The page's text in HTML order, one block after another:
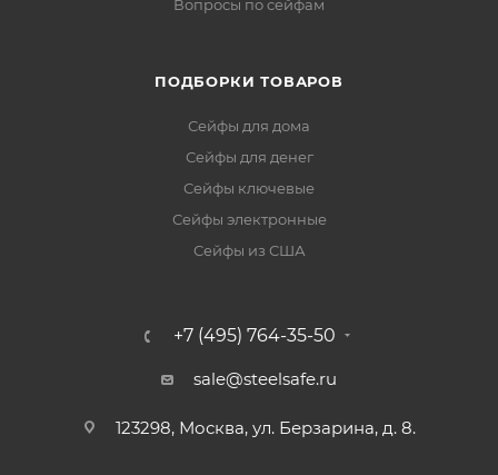
Вопросы по сейфам
ПОДБОРКИ ТОВАРОВ
Сейфы для дома
Сейфы для денег
Сейфы ключевые
Сейфы электронные
Сейфы из США
+7 (495) 764-35-50
sale@steelsafe.ru
123298, Москва, ул. Берзарина, д. 8.